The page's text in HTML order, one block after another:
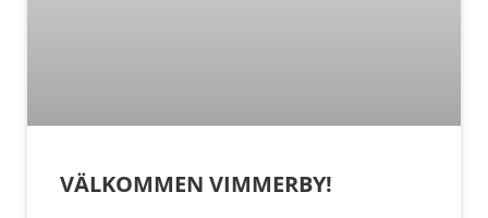
VÄLKOMMEN VIMMERBY!